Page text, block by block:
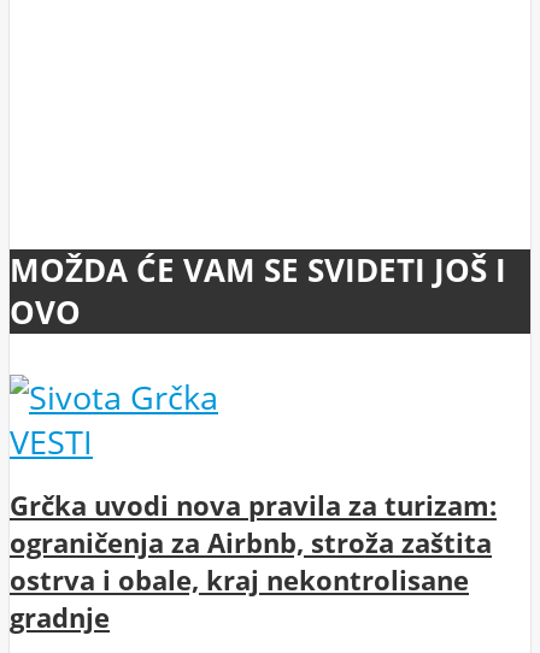
MOŽDA ĆE VAM SE SVIDETI JOŠ I
OVO
VESTI
Grčka uvodi nova pravila za turizam:
ograničenja za Airbnb, stroža zaštita
ostrva i obale, kraj nekontrolisane
gradnje